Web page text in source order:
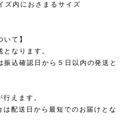
ズ内におさまるサイズ
いて】
なります。
込確認日から５日以内の発送と
えます。
配送日から最短でのお届けとな